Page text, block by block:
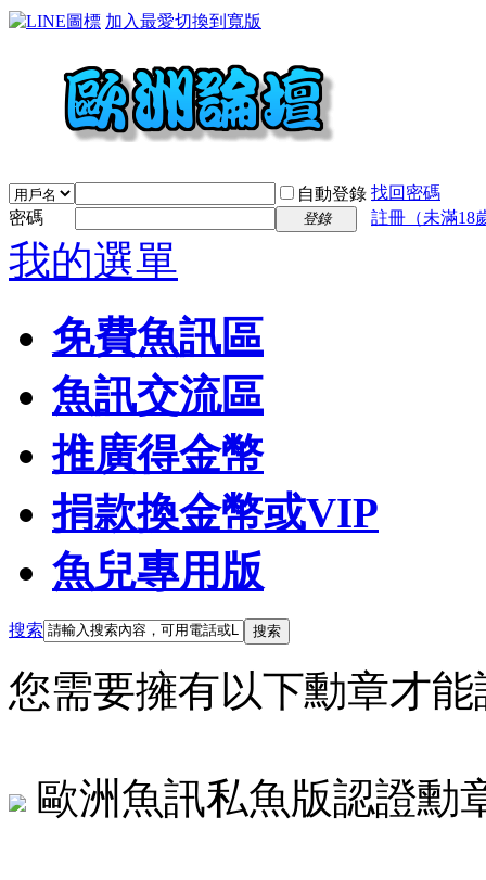
加入最愛切換到寬版
自動登錄 找回密碼
密碼
登錄 註冊（未滿18
我的選單
免費魚訊區
魚訊交流區
推廣得金幣
捐款換金幣或VIP
魚兒專用版
搜索 搜索
您需要擁有以下勳章才
歐洲魚訊私魚版認證勳